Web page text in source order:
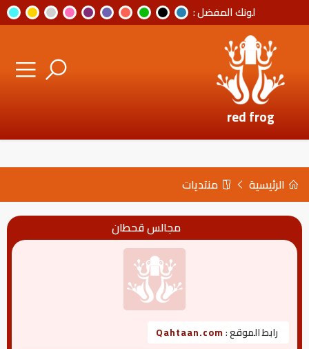
لونك المفضل :
red frog
الرئيسية منتديات
مجالس قحطان
رابط الموقع :Qahtaan.com